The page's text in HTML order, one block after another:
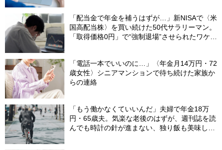
「配当金で年金を補うはずが…」新NISAで〈米
国高配当株〉を買い続けた50代サラリーマン。
「取得価格0円」で“強制退場”させられたワケ
「電話一本でいいのに…」〈年金月14万円・72
歳女性〉シニアマンションで待ち続けた家族か
らの連絡
「もう働かなくていいんだ」夫婦で年金18万
円・65歳夫。気楽な老後のはずが、週刊誌を読
んでも時計の針が進まない、独り飯も美味しく